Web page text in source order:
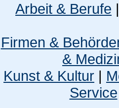
Arbeit & Berufe |
Firmen &
&
Kunst & Kultur |
Service